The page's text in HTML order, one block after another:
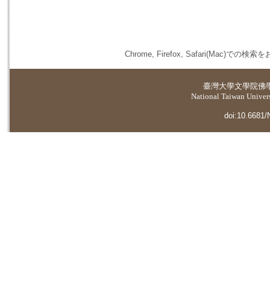
Chrome, Firefox, Safari(Mac)での検索を
臺灣大學文學院佛
National Taiwan
doi:10.6681/